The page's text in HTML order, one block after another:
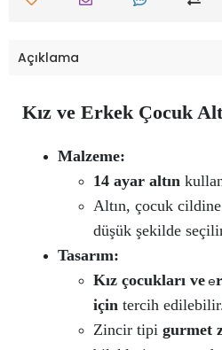
Açıklama
Kız ve Erkek Çocuk
Malzeme:
14 ayar altın
Altın, çocuk
düşük şekilde
Tasarım:
Kız çocukları vee
için tercih
Zincir tipi gurmet